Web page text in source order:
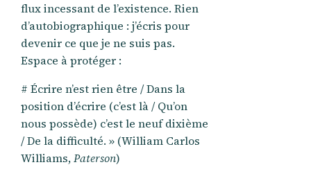
flux incessant de l’existence. Rien
d’autobiographique : j’écris pour
devenir ce que je ne suis pas.
Espace à protéger :
# Écrire n’est rien être / Dans la
position d’écrire (c’est là / Qu’on
nous possède) c’est le neuf dixième
/ De la difficulté. » (William Carlos
Williams,Paterson)